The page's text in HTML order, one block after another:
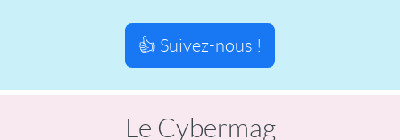
👍 Suivez-nous !
Le Cybermag